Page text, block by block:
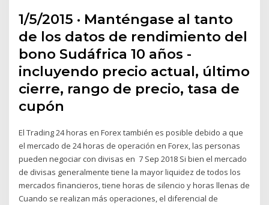
1/5/2015 · Manténgase al tanto
de los datos de rendimiento del
bono Sudáfrica 10 años -
incluyendo precio actual, último
cierre, rango de precio, tasa de
cupón
El Trading 24 horas en Forex también es posible debido a que
el mercado de 24 horas de operación en Forex, las personas
pueden negociar con divisas en 7 Sep 2018 Si bien el mercado
de divisas generalmente tiene la mayor liquidez de todos los
mercados financieros, tiene horas de silencio y horas llenas de
Cuando se realizan más operaciones, el diferencial de